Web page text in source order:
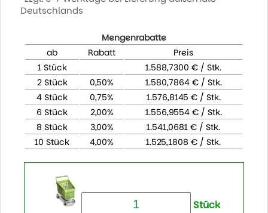
Deutschlands
Mengenrabatte
ab
Rabatt
Preis
1 Stück
1.588,7300 € / Stk.
2 Stück
0,50%
1.580,7864 € / Stk.
4 Stück
0,75%
1.576,8145 € / Stk.
6 Stück
2,00%
1.556,9554 € / Stk.
8 Stück
3,00%
1.541,0681 € / Stk.
10 Stück
4,00% 1.525,1808 € / Stk.
Stück